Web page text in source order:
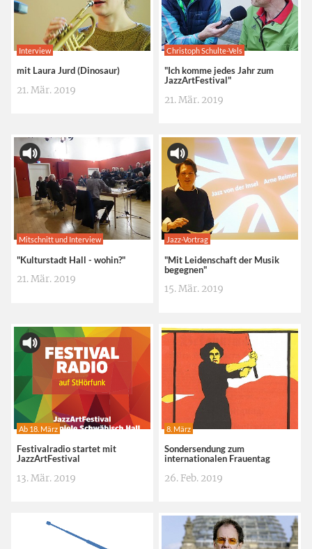
Interview
mit Laura Jurd (Dinosaur)
21. Mär. 2019
Christoph Schulte-Vels
"Ich komme jedes Jahr zum
JazzArtFestival"
21. Mär. 2019
Mitschnitt und Interview
"Kulturstadt Hall - wohin?"
21. Mär. 2019
Jazz-Vortrag
"Mit Leidenschaft der Musik
begegnen"
15. Mär. 2019
Ab 18. März
Festivalradio startet mit
JazzArtFestival
13. Mär. 2019
8. März
Sondersendung zum
internationalen Frauentag
26. Feb. 2019